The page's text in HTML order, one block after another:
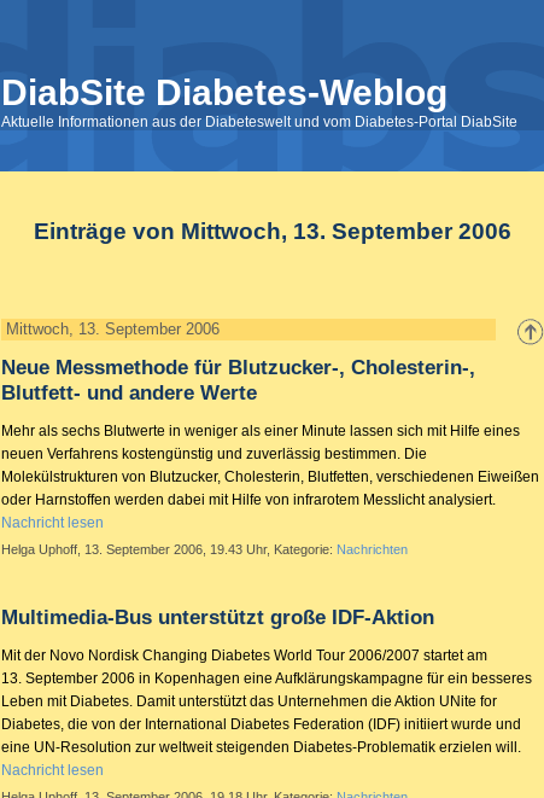
DiabSite Diabetes-Weblog
Aktuelle Informationen aus der Diabeteswelt und vom Diabetes-Portal DiabSite
Einträge von Mittwoch, 13. September 2006
Mittwoch, 13. September 2006
Neue Messmethode für Blutzucker-, Cholesterin-,
Blutfett- und andere Werte
Mehr als sechs Blutwerte in weniger als einer Minute lassen sich mit Hilfe eines
neuen Verfahrens kostengünstig und zuverlässig bestimmen. Die
Molekülstrukturen von Blutzucker, Cholesterin, Blutfetten, verschiedenen Eiweißen
oder Harnstoffen werden dabei mit Hilfe von infrarotem Messlicht analysiert.
Nachricht lesen
Helga Uphoff, 13. September 2006, 19.43 Uhr, Kategorie: Nachrichten
Multimedia-Bus unterstützt große IDF-Aktion
Mit der Novo Nordisk Changing Diabetes World Tour 2006/2007 startet am
13. September 2006 in Kopenhagen eine Aufklärungskampagne für ein besseres
Leben mit Diabetes. Damit unterstützt das Unternehmen die Aktion UNite for
Diabetes, die von der International Diabetes Federation (IDF) initiiert wurde und
eine UN-Resolution zur weltweit steigenden Diabetes-Problematik erzielen will.
Nachricht lesen